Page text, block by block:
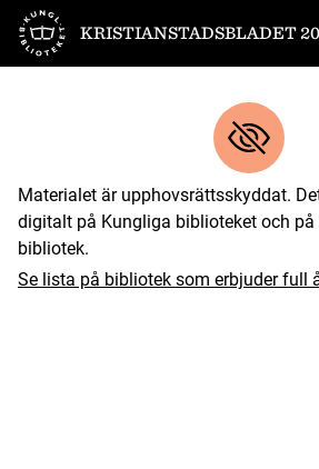
Till startsidan
KRISTIANSTADSBLADET
Materialet är upphovsrättsskyddat.
digitalt på Kungliga biblioteket och på
bibliotek.
Se lista på bibliotek som erbjuder full